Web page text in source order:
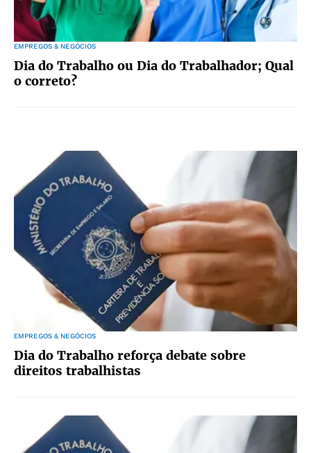
EMPREGOS & NEGÓCIOS
Dia do Trabalho ou Dia do Trabalhador; Qual
o correto?
EMPREGOS & NEGÓCIOS
Dia do Trabalho reforça debate sobre
direitos trabalhistas